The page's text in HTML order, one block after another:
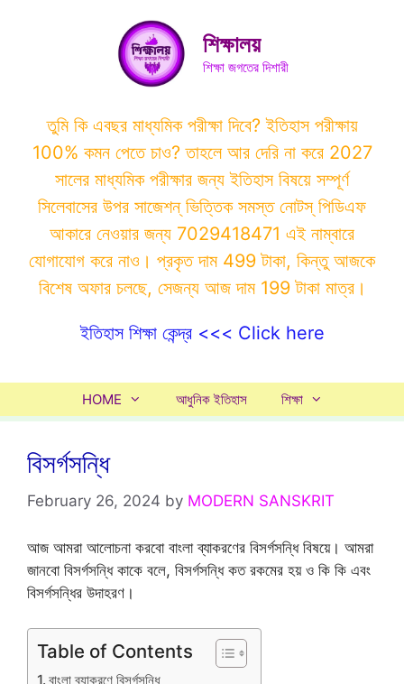
শিক্ষালয়
শিক্ষা জগতের দিশারী
তুমি কি এবছর মাধ্যমিক পরীক্ষা দিবে? ইতিহাস পরীক্ষায়
100% কমন পেতে চাও? তাহলে আর দেরি না করে 2027
সালের মাধ্যমিক পরীক্ষার জন্য ইতিহাস বিষয়ে সম্পূর্ণ
সিলেবাসের উপর সাজেশন্ ভিত্তিক সমস্ত নোটস্ পিডিএফ
আকারে নেওয়ার জন্য 7029418471 এই নাম্বারে
যোগাযোগ করে নাও। প্রকৃত দাম 499 টাকা, কিন্তু আজকে
বিশেষ অফার চলছে, সেজন্য আজ দাম 199 টাকা মাত্র।
ইতিহাস শিক্ষা কেন্দ্র <<< Click here
HOME আধুনিক ইতিহাস শিক্ষা
বিসর্গসন্ধি
February 26, 2024 by MODERN SANSKRIT
আজ আমরা আলোচনা করবো বাংলা ব্যাকরণের বিসর্গসন্ধি বিষয়ে। আমরা
জানবো বিসর্গসন্ধি কাকে বলে, বিসর্গসন্ধি কত রকমের হয় ও কি কি এবং
বিসর্গসন্ধির উদাহরণ।
Table of Contents
বাংলা ব্যাকরণে বিসর্গসন্ধি